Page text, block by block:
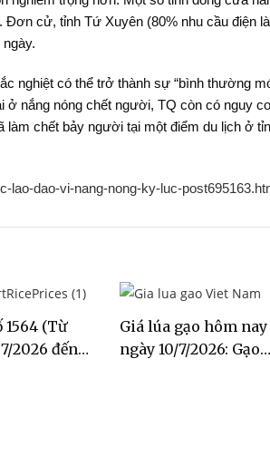
cử, tỉnh Tứ Xuyên (80% nhu cầu điện
nghiệt có thể trở thành sự “bình thường
ở nắng nóng chết người, TQ còn có nguy
làm chết bảy người tại một điểm du lịch ở
lao-dao-vi-nang-nong-ky-luc-
(Từ
2026 đến
Giá lúa gạo hôm nay
ngày 10/7/2026: Gạo